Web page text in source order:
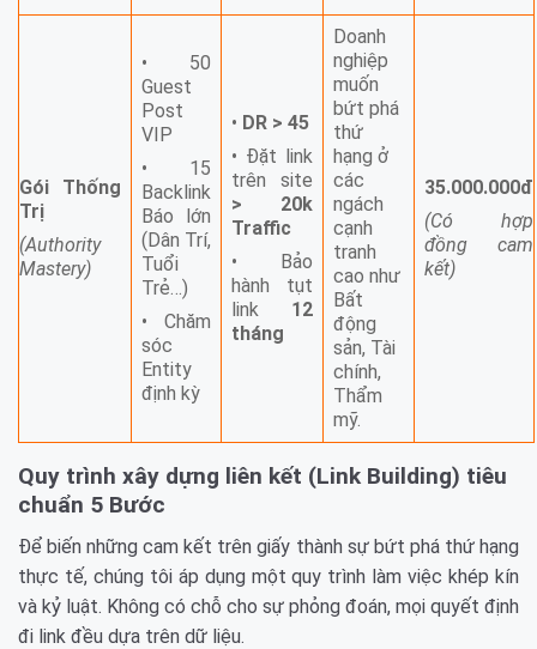
Gói Thống
Trị
(Authority
Mastery)
• 50
Guest
Post
VIP
• 15
Backlink
Báo lớn
(Dân Trí,
Tuổi
Trẻ…)
• Chăm
sóc
Entity
định kỳ
• DR > 45
• Đặt link
trên site
> 20k
Traffic
• Bảo
hành tụt
link 12
tháng
Doanh
nghiệp
muốn
bứt phá
thứ
hạng ở
các
ngách
cạnh
tranh
cao như
Bất
động
sản, Tài
chính,
Thẩm
mỹ.
35.000.000đ
(Có hợp
đồng cam
kết)
Quy trình xây dựng liên kết (Link Building) tiêu
chuẩn 5 Bước
Để biến những cam kết trên giấy thành sự bứt phá thứ hạng
thực tế, chúng tôi áp dụng một quy trình làm việc khép kín
và kỷ luật. Không có chỗ cho sự phỏng đoán, mọi quyết định
đi link đều dựa trên dữ liệu.